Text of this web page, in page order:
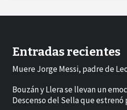
Entradas recientes
Muere Jorge Messi, padre de
Bouzán y Llera se llevan un
Descenso del Sella que